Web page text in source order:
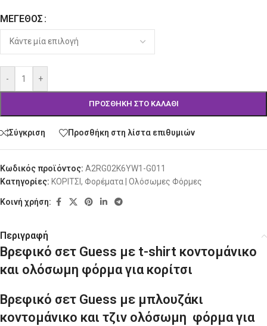
ΜΈΓΕΘΟΣ
- +
ΠΡΟΣΘΉΚΗ ΣΤΟ ΚΑΛΆΘΙ
Alternative:
Σύγκριση Προσθήκη στη λίστα επιθυμιών
Κωδικός προϊόντος: A2RG02K6YW1-G011
Κατηγορίες: ΚΟΡΙΤΣΙ , Φορέματα | Ολόσωμες Φόρμες
Κοινή χρήση:
Περιγραφή
Βρεφικό σετ Guess με t-shirt κοντομάνικο
και ολόσωμη φόρμα για κορίτσι
Βρεφικό σετ Guess με μπλουζάκι
κοντομάνικο και τζιν ολόσωμη φόρμα για